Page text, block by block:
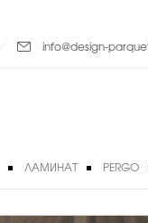
info@design-
ЛАМИНАТ PERGO